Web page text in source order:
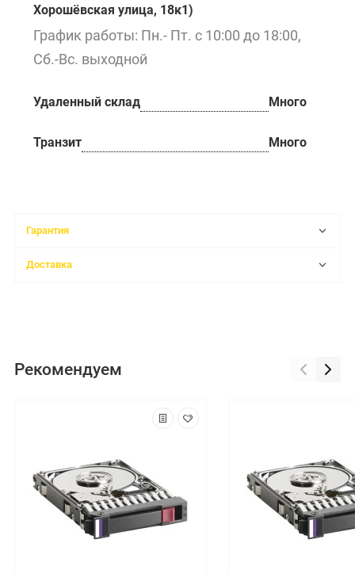
Хорошёвская улица, 18к1)
График работы: Пн.- Пт. с 10:00 до 18:00,
Сб.-Вс. выходной
Удаленный склад Много
Транзит Много
Гарантия
Доставка
Рекомендуем